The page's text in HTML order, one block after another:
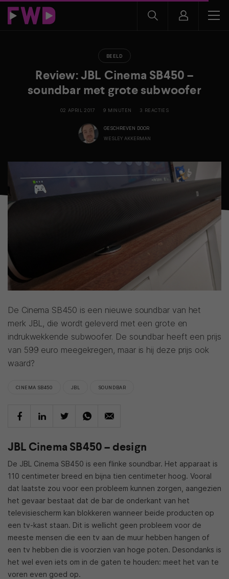
BEELD
Review: JBL Cinema SB450 –
soundbar met grote subwoofer
02 APRIL 2017 9 MINUTEN 3 REACTIES
GESCHREVEN DOOR
WESLEY AKKERMAN
De Cinema SB450 is een nieuwe soundbar van het
merk JBL, die wordt geleverd met een grote en
indrukwekkende subwoofer. De soundbar heeft een prijs
van 599 euro meegekregen, maar is hij deze prijs ook
waard?
CINEMA SB450 JBL SOUNDBAR
JBL Cinema SB450 – design
De JBL Cinema SB450 is een flinke soundbar. Het apparaat is
110 centimeter breed en bijna tien centimeter hoog. Vooral
dat laatste zou voor een probleem kunnen zorgen, aangezien
het gevaar bestaat dat de bar de onderkant van het
televisiescherm kan blokkeren wanneer beide producten op
een tv-kast staan. Dit is wellicht geen probleem voor de
meeste mensen die een tv aan de muur hebben hangen of
een tv hebben die is voorzien van hoge poten. Desondanks is
het wel even iets om in de gaten te houden: meet het van te
voren even goed op.